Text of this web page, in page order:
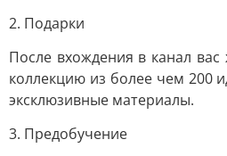
2. Подарки
После вхождения в канал
коллекцию из более чем 200
эксклюзивные материалы.
3. Предобучение